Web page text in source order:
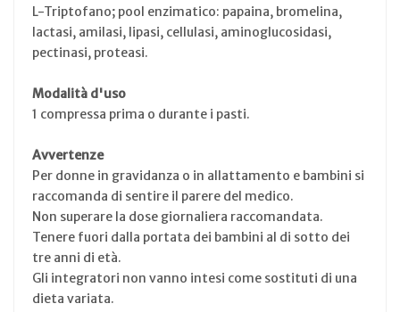
L-Triptofano; pool enzimatico: papaina, bromelina,
lactasi, amilasi, lipasi, cellulasi, aminoglucosidasi,
pectinasi, proteasi.
Modalità d'uso
1 compressa prima o durante i pasti.
Avvertenze
Per donne in gravidanza o in allattamento e bambini si
raccomanda di sentire il parere del medico.
Non superare la dose giornaliera raccomandata.
Tenere fuori dalla portata dei bambini al di sotto dei
tre anni di età.
Gli integratori non vanno intesi come sostituti di una
dieta variata.